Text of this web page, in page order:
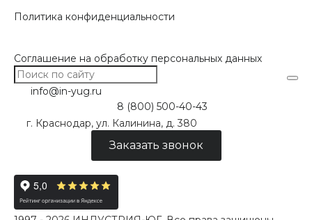
Политика конфиденциальности
Соглашение на обработку персональных данных
info@in-yug.ru
8 (800) 500-40-43
г. Краснодар, ул. Калинина, д. 380
Заказать звонок